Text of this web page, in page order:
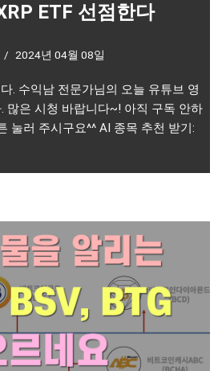
ETF 선점한다
2024년 04월 08일
. 수익남 전문가님의 오늘 유튜브 영
많은 시청 바랍니다~! 아직 구독 안하
눌러 주시구요^^ AI 종목 추천 받기: